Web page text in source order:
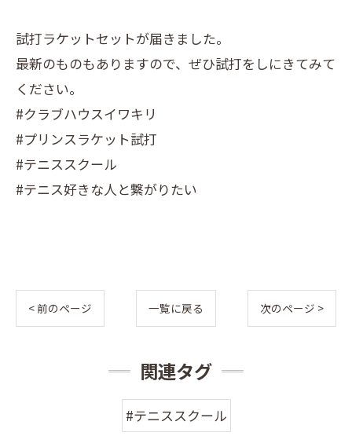
試打ラケットセットが届きました。
最新のものもありますので、ぜひ試打をしにきてみて
ください。
#クラブハウスイワキリ
#プリンスラケット試打
#テニススクール
#テニス好きな人と繋がりたい
< 前のページ 一覧に戻る 次のページ >
関連タグ
#テニススクール